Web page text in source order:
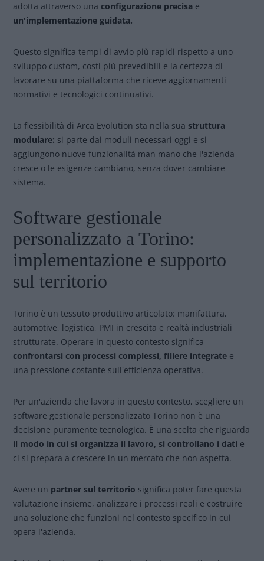
adotta attraverso una configurazione precisa e
un'implementazione guidata.
Questo significa tempi di avvio più rapidi rispetto a uno
sviluppo custom, costi più prevedibili e la certezza di
lavorare su una piattaforma che riceve aggiornamenti
normativi e tecnologici continuativi.
La flessibilità di Arca Evolution sta nella sua struttura
modulare: si parte dai moduli necessari oggi e si
aggiungono nuove funzionalità man mano che l'azienda
cresce o le esigenze cambiano, senza dover cambiare
sistema.
Software gestionale
personalizzato a Torino:
implementazione e supporto
sul territorio
Torino è un tessuto produttivo articolato: manifattura,
automotive, logistica, PMI in crescita e realtà industriali
strutturate. Operare in questo contesto significa
confrontarsi con processi complessi, filiere integrate e
una pressione costante sull'efficienza operativa.
Per un'azienda che lavora in questo contesto, scegliere un
software gestionale personalizzato Torino non è una
decisione puramente tecnologica. È una scelta che riguarda
il modo in cui si organizza il lavoro, si controllano i dati e
ci si prepara a crescere in un mercato che non aspetta.
Avere un partner sul territorio significa poter fare questa
valutazione insieme, analizzare i processi reali e costruire
una soluzione che funzioni nel contesto specifico in cui
opera l'azienda.